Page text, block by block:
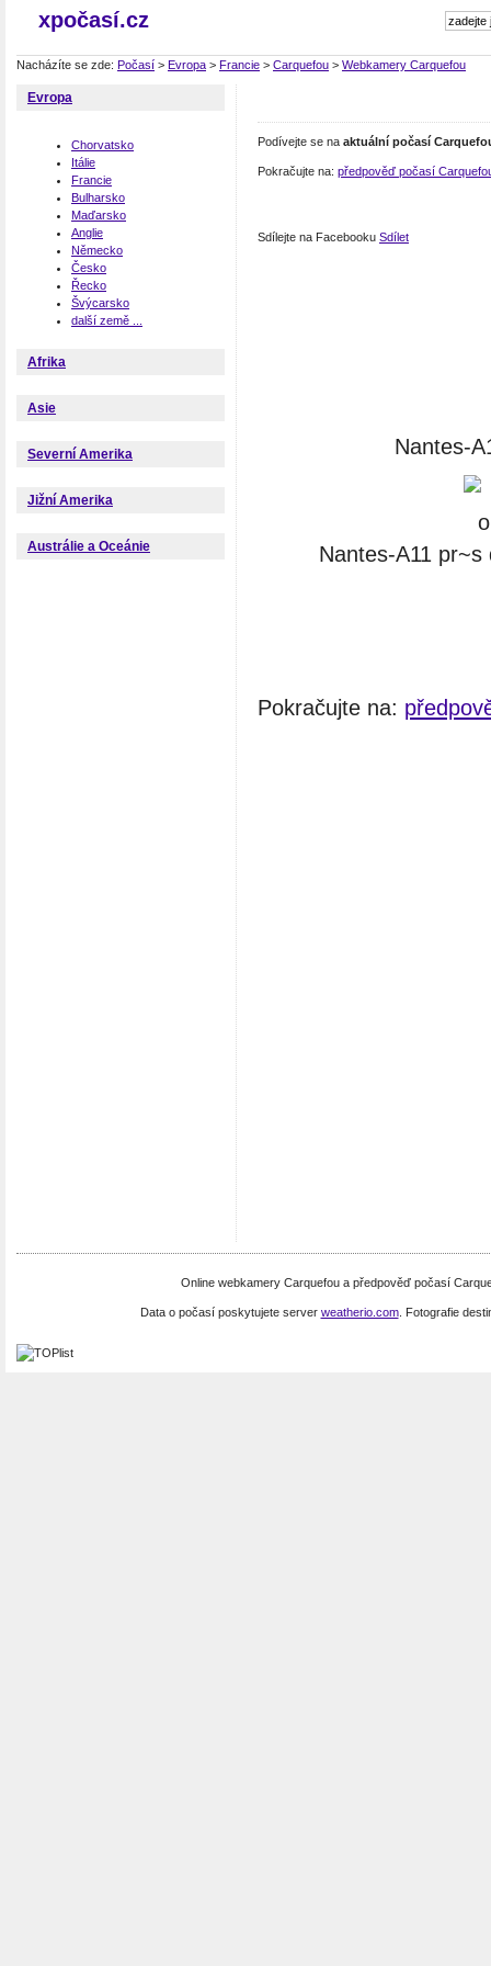
xpočasí.cz
Nacházíte se zde: Počasí > Evropa > Francie > Carquefou > Webkamery Carquefou
Evropa
Chorvatsko
Itálie
Francie
Bulharsko
Maďarsko
Anglie
Německo
Česko
Řecko
Švýcarsko
další země ...
Afrika
Asie
Severní Amerika
Jižní Amerika
Austrálie a Oceánie
Podívejte se na aktuální počasí
Pokračujte na: předpověď počasí
Sdílejte na Facebooku Sdílet
Nantes-
Nantes-A11
Pokračujte na:
Online webkamery Carquefou a předpověď počasí
Data o počasí poskytujete server weatherio.com. Fotografie